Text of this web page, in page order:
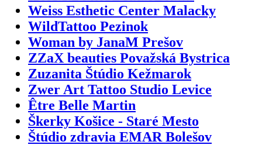
Weiss Esthetic Center Malacky
WildTattoo Pezinok
Woman by JanaM Prešov
ZZaX beauties Považská Bystrica
Zuzanita Štúdio Kežmarok
Zwer Art Tattoo Studio Levice
Être Belle Martin
Škerky Košice - Staré Mesto
Štúdio zdravia EMAR Bolešov